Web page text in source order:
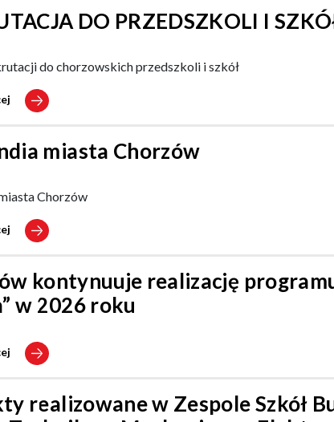
DO PRZEDSZKOLI I
do chorzowskich przedszkoli i szkół
miasta Chorzów
Chorzów
kontynuuje realizację
w 2026 roku
realizowane w Zespole Szkół